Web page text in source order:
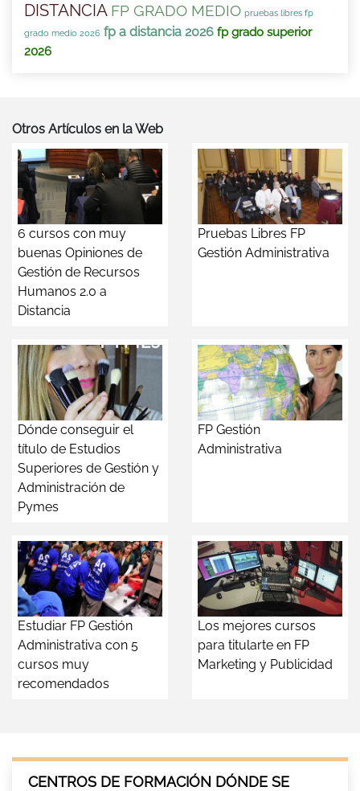
DISTANCIA FP GRADO MEDIO pruebas libres fp
grado medio 2026 fp a distancia 2026 fp grado superior
2026
Otros Artículos en la Web
6 cursos con muy
buenas Opiniones de
Gestión de Recursos
Humanos 2.0 a
Distancia
Pruebas Libres FP
Gestión Administrativa
Dónde conseguir el
título de Estudios
Superiores de Gestión y
Administración de
Pymes
FP Gestión
Administrativa
Estudiar FP Gestión
Administrativa con 5
cursos muy
recomendados
Los mejores cursos
para titularte en FP
Marketing y Publicidad
CENTROS DE FORMACIÓN DÓNDE SE